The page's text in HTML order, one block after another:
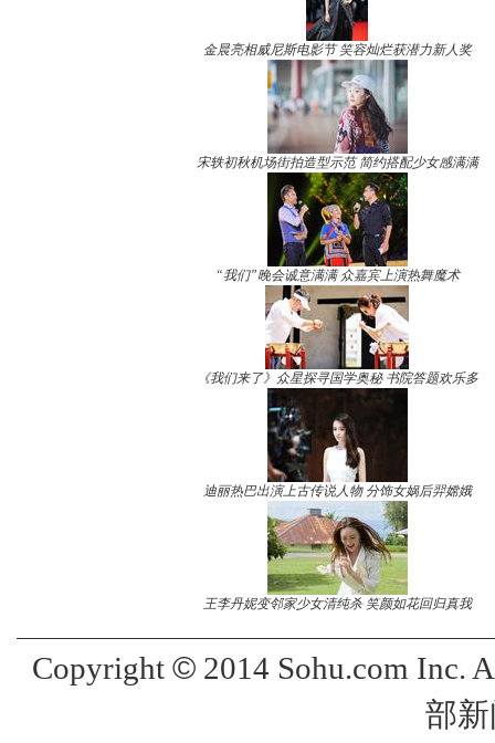
金晨亮相威尼斯电影节 笑容灿烂获潜力新人奖
宋轶初秋机场街拍造型示范 简约搭配少女感满满
“我们”晚会诚意满满 众嘉宾上演热舞魔术
《我们来了》众星探寻国学奥秘 书院答题欢乐多
迪丽热巴出演上古传说人物 分饰女娲后羿嫦娥
王李丹妮变邻家少女清纯杀 笑颜如花回归真我
Copyright ©2014 Sohu.com Inc.
部